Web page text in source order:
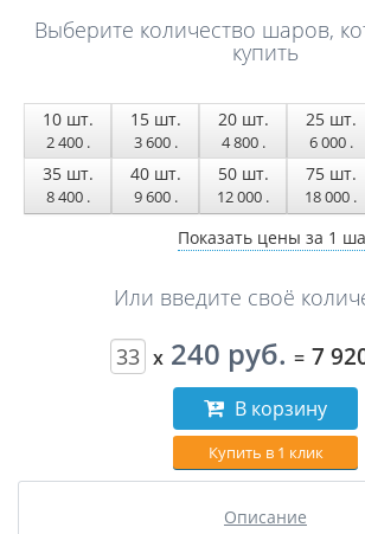
Выберите количество шаров,
купить
10шт.
2 400 .
15шт.
3 600 .
20шт.
4 800 .
25шт.
6 000 .
35шт.
8 400 .
40шт.
9 600 .
50шт.
12 000 .
75шт.
18 000 .
Показать цены за 1
Или введите своё
x 240 руб. = 7
В корзину
Купить в 1 клик
Описание